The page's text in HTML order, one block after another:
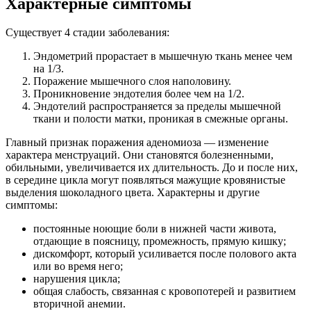
Существует 4 стадии заболевания:
Эндометрий прорастает в мышечную ткань менее чем
на 1/3.
Поражение мышечного слоя наполовину.
Проникновение эндотелия более чем на 1/2.
Эндотелий распространяется за пределы мышечной
ткани и полости матки, проникая в смежные органы.
Главный признак поражения аденомиоза — изменение
характера менструаций. Они становятся болезненными,
обильными, увеличивается их длительность. До и после них,
в середине цикла могут появляться мажущие кровянистые
выделения шоколадного цвета. Характерны и другие
симптомы:
постоянные ноющие боли в нижней части живота,
отдающие в поясницу, промежность, прямую кишку;
дискомфорт, который усиливается после полового акта
или во время него;
нарушения цикла;
общая слабость, связанная с кровопотерей и развитием
вторичной анемии.